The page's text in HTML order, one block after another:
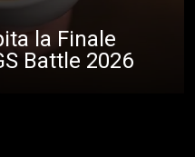
la Finale
Battle 2026